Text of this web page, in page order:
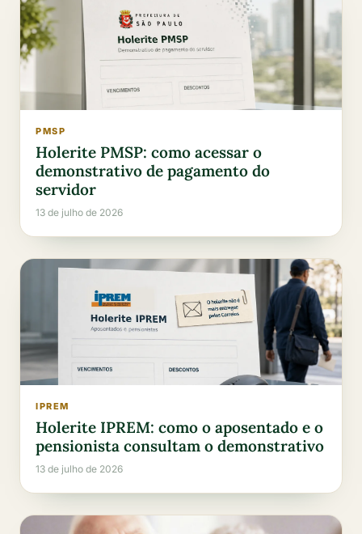
PMSP
Holerite PMSP: como acessar o
demonstrativo de pagamento do
servidor
13 de julho de 2026
IPREM
Holerite IPREM: como o aposentado e o
pensionista consultam o demonstrativo
13 de julho de 2026